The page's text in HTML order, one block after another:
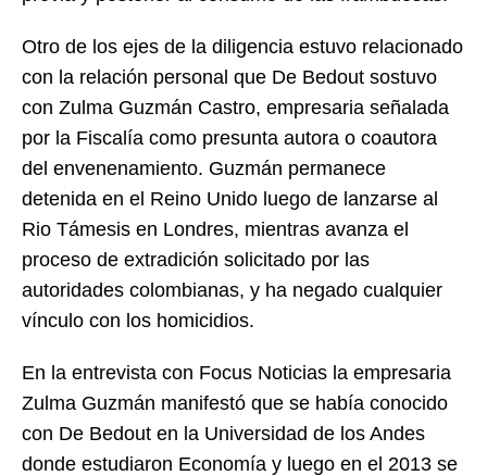
Otro de los ejes de la diligencia estuvo relacionado
con la relación personal que De Bedout sostuvo
con Zulma Guzmán Castro, empresaria señalada
por la Fiscalía como presunta autora o coautora
del envenenamiento. Guzmán permanece
detenida en el Reino Unido luego de lanzarse al
Rio Támesis en Londres, mientras avanza el
proceso de extradición solicitado por las
autoridades colombianas, y ha negado cualquier
vínculo con los homicidios.
En la entrevista con Focus Noticias la empresaria
Zulma Guzmán manifestó que se había conocido
con De Bedout en la Universidad de los Andes
donde estudiaron Economía y luego en el 2013 se